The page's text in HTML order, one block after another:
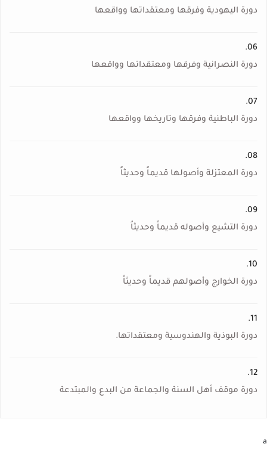
دورة اليهودية وفرقها ومعتقداتها وواقعها
06.
دورة النصرانية وفرقها ومعتقداتها وواقعها
07.
دورة الباطنية وفرقها وتاريخها وواقعها
08.
دورة المعتزلة وأصولها قديماً وحديثاً
09.
دورة التشيع وأصوله قديماً وحديثاُ
10.
دورة الخوارج وأصولهم قديماً وحديثاً
11.
دورة البوذية والهندوسية ومعتقداتها.
12.
دورة موقف أهل السنة والجماعة من البدع والمبتدعة
a